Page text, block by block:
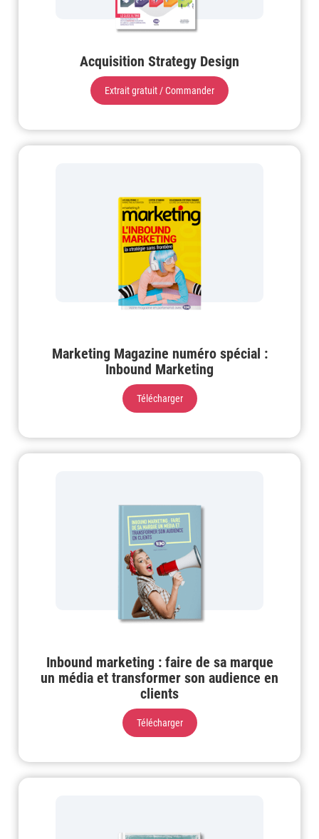
Acquisition Strategy Design
Extrait gratuit / Commander
Marketing Magazine numéro spécial :
Inbound Marketing
Télécharger
Inbound marketing : faire de sa marque
un média et transformer son audience en
clients
Télécharger